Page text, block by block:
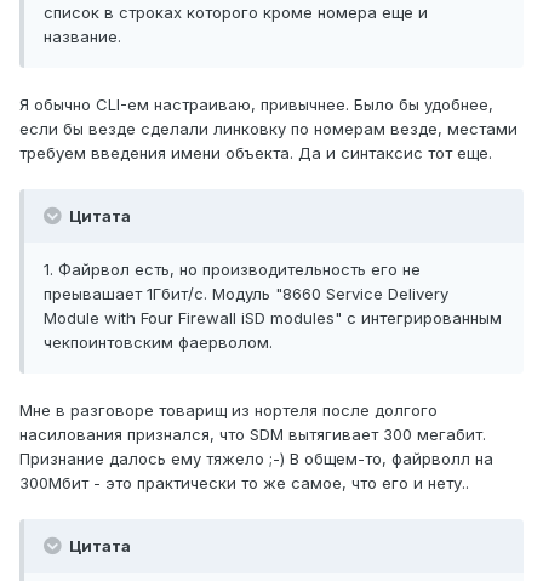
список в строках которого кроме номера еще и
название.
Я обычно CLI-ем настраиваю, привычнее. Было бы удобнее,
если бы везде сделали линковку по номерам везде, местами
требуем введения имени объекта. Да и синтаксис тот еще.
Цитата
1. Файрвол есть, но производительность его не
преывашает 1Гбит/с. Модуль "8660 Service Delivery
Module with Four Firewall iSD modules" с интегрированным
чекпоинтовским фаерволом.
Мне в разговоре товарищ из нортеля после долгого
насилования признался, что SDM вытягивает 300 мегабит.
Признание далось ему тяжело ;-) В общем-то, файрволл на
300Мбит - это практически то же самое, что его и нету..
Цитата